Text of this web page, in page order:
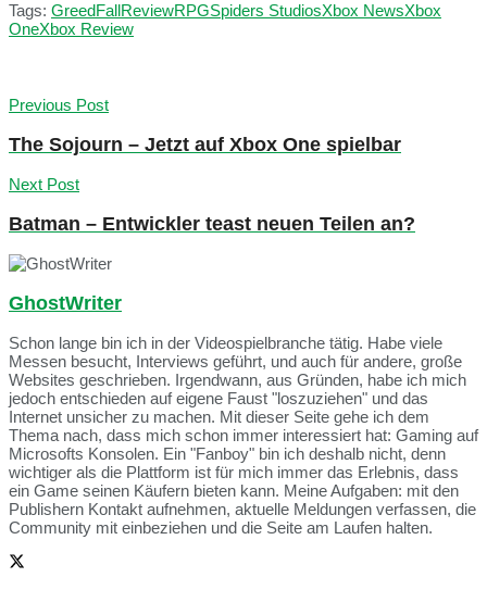
Tags: GreedFallReviewRPGSpiders StudiosXbox NewsXbox
OneXbox Review
Previous Post
The Sojourn – Jetzt auf Xbox One spielbar
Next Post
Batman – Entwickler teast neuen Teilen an?
GhostWriter
Schon lange bin ich in der Videospielbranche tätig. Habe viele
Messen besucht, Interviews geführt, und auch für andere, große
Websites geschrieben. Irgendwann, aus Gründen, habe ich mich
jedoch entschieden auf eigene Faust "loszuziehen" und das
Internet unsicher zu machen. Mit dieser Seite gehe ich dem
Thema nach, dass mich schon immer interessiert hat: Gaming auf
Microsofts Konsolen. Ein "Fanboy" bin ich deshalb nicht, denn
wichtiger als die Plattform ist für mich immer das Erlebnis, dass
ein Game seinen Käufern bieten kann. Meine Aufgaben: mit den
Publishern Kontakt aufnehmen, aktuelle Meldungen verfassen, die
Community mit einbeziehen und die Seite am Laufen halten.